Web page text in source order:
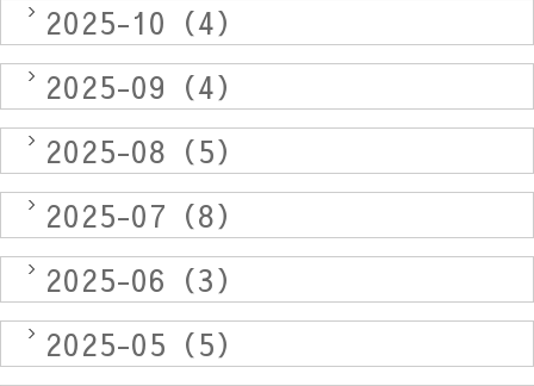
2025-10（4）
2025-09（4）
2025-08（5）
2025-07（8）
2025-06（3）
2025-05（5）